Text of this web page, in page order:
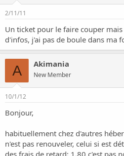
2/11/11
Un ticket pour le faire couper
d'infos, j'ai pas de boule dans ma
A Akimania
New Member
10/1/12
Bonjour,
habituellement chez d'autres
n'est pas renouveler, celui si est
des frais de retard: 1.80 c'est pas